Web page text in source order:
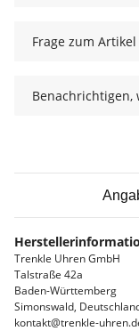
Frage zum Artikel
Trenkle Uhren GmbH
Talstraße 42a
Baden-Württemberg
Simonswald,
kontakt@trenkle-